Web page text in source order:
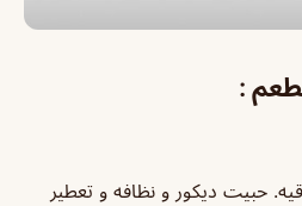
:
حبيت ديكور و نظافه و تعطير